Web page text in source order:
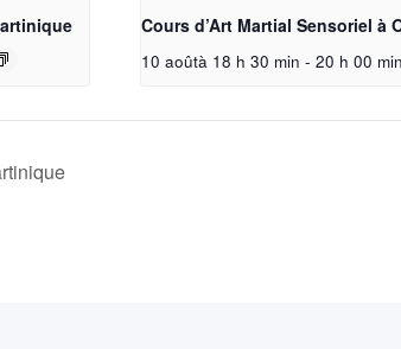
Cours d’Art Martial Sensoriel à
10 aoûtà 18 h 30 min - 20 h 00 min